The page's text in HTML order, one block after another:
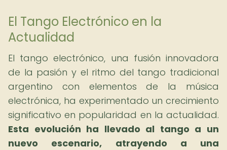
El Tango Electrónico en la
Actualidad
El tango electrónico, una fusión innovadora
de la pasión y el ritmo del tango tradicional
argentino con elementos de la música
electrónica, ha experimentado un crecimiento
significativo en popularidad en la actualidad.
Esta evolución ha llevado al tango a un
nuevo escenario, atrayendo a una